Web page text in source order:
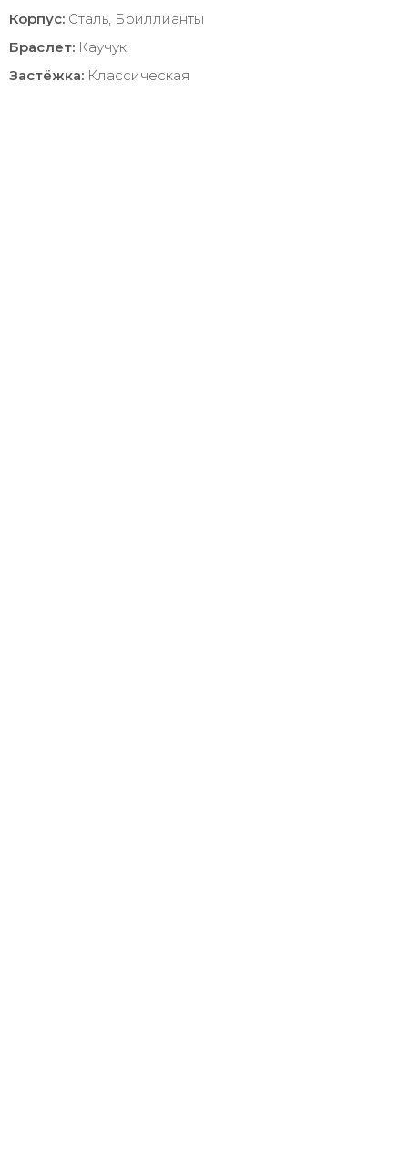
Корпус: Сталь, Бриллианты
Браслет: Каучук
Застёжка: Классическая